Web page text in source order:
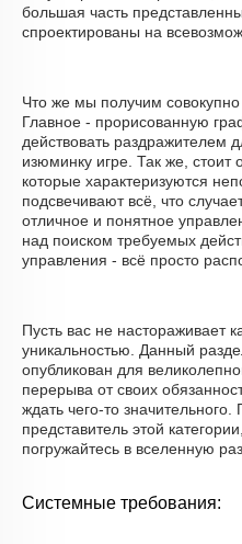
большая часть
спроектированы на
Что же мы получим
Главное - прорисованную
действовать раздражителем
изюминку игре. Так же, стоит
которые характеризуются
подсвечивают всё, что
отличное и понятное
над поиском требуемых
управления - всё просто
Пусть вас не настораживает
уникальностью. Данный
опубликован для
перерыва от своих
ждать чего-то
представитель этой
погружайтесь в вселенную
Системные требования: